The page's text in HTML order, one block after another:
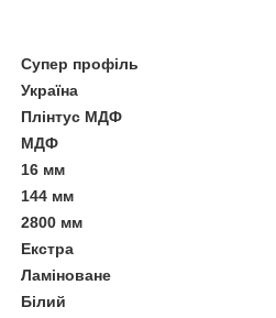
Супер профіль
Україна
Плінтус МДФ
МДФ
16 мм
144 мм
2800 мм
Екстра
Ламіноване
Білий